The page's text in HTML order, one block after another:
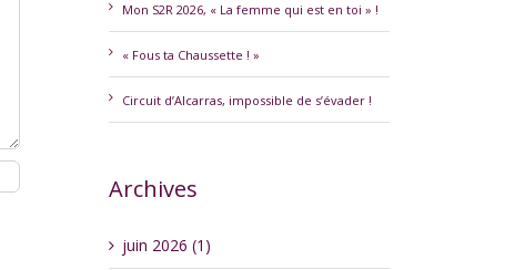
Mon S2R 2026, « La femme qui est en toi » !
« Fous ta Chaussette ! »
Circuit d’Alcarras, impossible de s’évader !
Archives
juin 2026 (1)